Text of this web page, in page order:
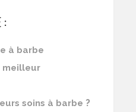
:
à barbe
meilleur
soins à barbe ?